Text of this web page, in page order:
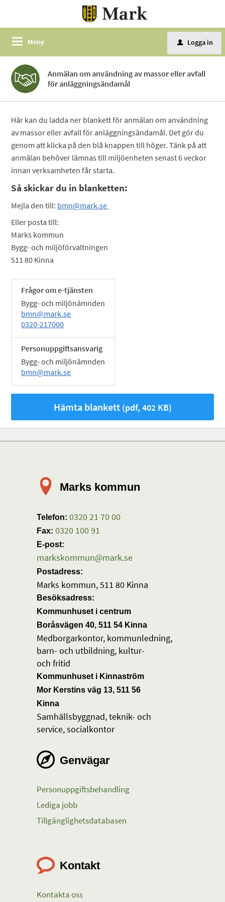
Meny u Logga in
Anmälan om användning av massor eller avfall
för anläggningsändamål
Här kan du ladda ner blankett för anmälan om användning
av massor eller avfall för anläggningsändamål. Det gör du
genom att klicka på den blå knappen till höger. Tänk på att
anmälan behöver lämnas till miljöenheten senast 6 veckor
innan verksamheten får starta.
Så skickar du in blanketten:
Mejla den till: bmn@mark.se
Eller posta till:
Marks kommun
Bygg- och miljöförvaltningen
511 80 Kinna
Frågor om e-tjänsten
Bygg- och miljönämnden
bmn@mark.se
0320-217000
Personuppgiftsansvarig
Bygg- och miljönämnden
bmn@mark.se
Hämta blankett(pdf, 402 KB)
Marks kommun
Telefon: 0320 21 70 00
Fax: 0320 100 91
E-post:
markskommun@mark.se
Postadress:
Marks kommun, 511 80 Kinna
Besöksadress:
Kommunhuset i centrum
Boråsvägen 40, 511 54 Kinna
Medborgarkontor, kommunledning,
barn- och utbildning, kultur-
och fritid
Kommunhuset i Kinnaström
Mor Kerstins väg 13, 511 56
Kinna
Samhällsbyggnad, teknik- och
service, socialkontor
Genvägar
Personuppgiftsbehandling
Lediga jobb
Tillgänglighetsdatabasen
Kontakt
Kontakta oss